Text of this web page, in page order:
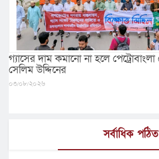
গ্যাসের দাম কমানো না হলে
সেলিম উদ্দিনের
০৩/০৮/২০২৬
সর্বাধিক পঠিত